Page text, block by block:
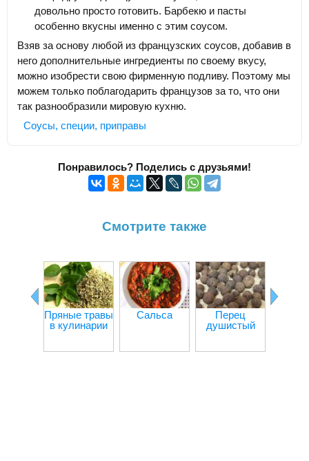
довольно просто готовить. Барбекю и пасты
особенно вкусны именно с этим соусом.
Взяв за основу любой из французских соусов, добавив в
него дополнительные ингредиенты по своему вкусу,
можно изобрести свою фирменную подливу. Поэтому мы
можем только поблагодарить французов за то, что они
так разнообразили мировую кухню.
Соусы, специи, приправы
Понравилось? Поделись с друзьями!
Смотрите также
Пряные травы
в кулинарии
Сальса
Перец
душистый